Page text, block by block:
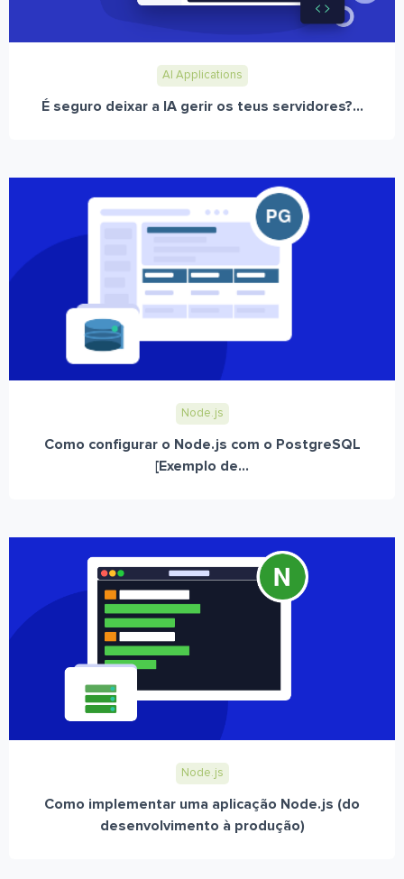
AI Applications
É seguro deixar a IA gerir os teus servidores?...
Node.js
Como configurar o Node.js com o PostgreSQL
[Exemplo de...
Node.js
Como implementar uma aplicação Node.js (do
desenvolvimento à produção)